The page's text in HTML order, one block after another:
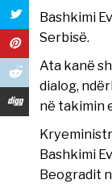
Bashkimi
Serbisë.
Ata kanë
dialog,
në takimin
Bashkimi
Beogradit